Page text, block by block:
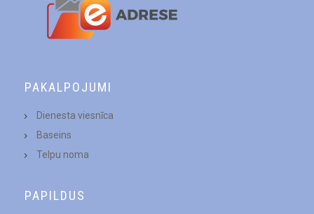
PAKALPOJUMI
Dienesta viesnīca
Baseins
Telpu noma
PAPILDUS